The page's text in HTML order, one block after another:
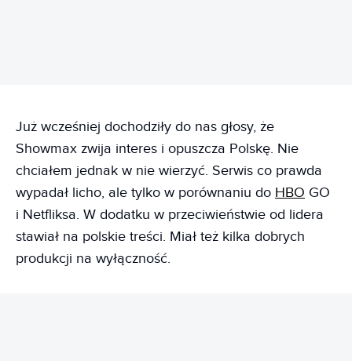
Już wcześniej dochodziły do nas głosy, że
Showmax zwija interes i opuszcza Polskę. Nie
chciałem jednak w nie wierzyć. Serwis co prawda
wypadał licho, ale tylko w porównaniu do HBO GO
i Netfliksa. W dodatku w przeciwieństwie od lidera
stawiał na polskie treści. Miał też kilka dobrych
produkcji na wyłączność.